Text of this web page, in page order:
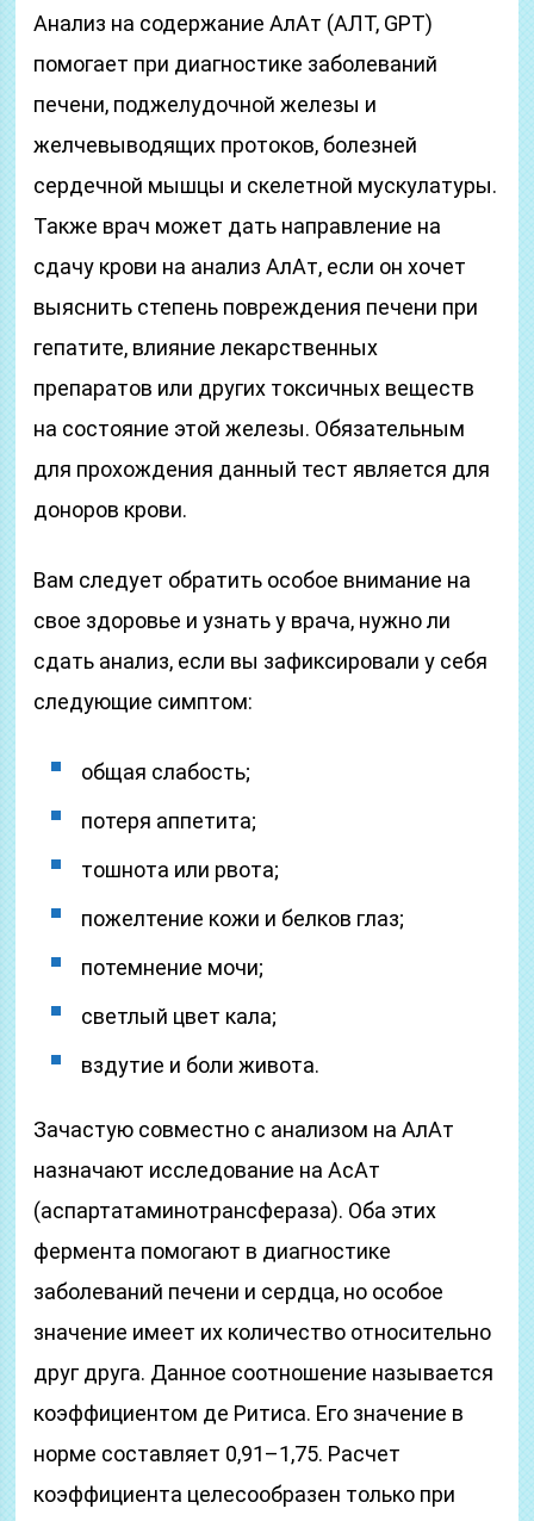
Анализ на содержание АлАт (АЛТ, GPT)
помогает при диагностике заболеваний
печени, поджелудочной железы и
желчевыводящих протоков, болезней
сердечной мышцы и скелетной мускулатуры.
Также врач может дать направление на
сдачу крови на анализ АлАт, если он хочет
выяснить степень повреждения печени при
гепатите, влияние лекарственных
препаратов или других токсичных веществ
на состояние этой железы. Обязательным
для прохождения данный тест является для
доноров крови.
Вам следует обратить особое внимание на
свое здоровье и узнать у врача, нужно ли
сдать анализ, если вы зафиксировали у себя
следующие симптом:
общая слабость;
потеря аппетита;
тошнота или рвота;
пожелтение кожи и белков глаз;
потемнение мочи;
светлый цвет кала;
вздутие и боли живота.
Зачастую совместно с анализом на АлАт
назначают исследование на АсАт
(аспартатаминотрансфераза). Оба этих
фермента помогают в диагностике
заболеваний печени и сердца, но особое
значение имеет их количество относительно
друг друга. Данное соотношение называется
коэффициентом де Ритиса. Его значение в
норме составляет 0,91–1,75. Расчет
коэффициента целесообразен только при